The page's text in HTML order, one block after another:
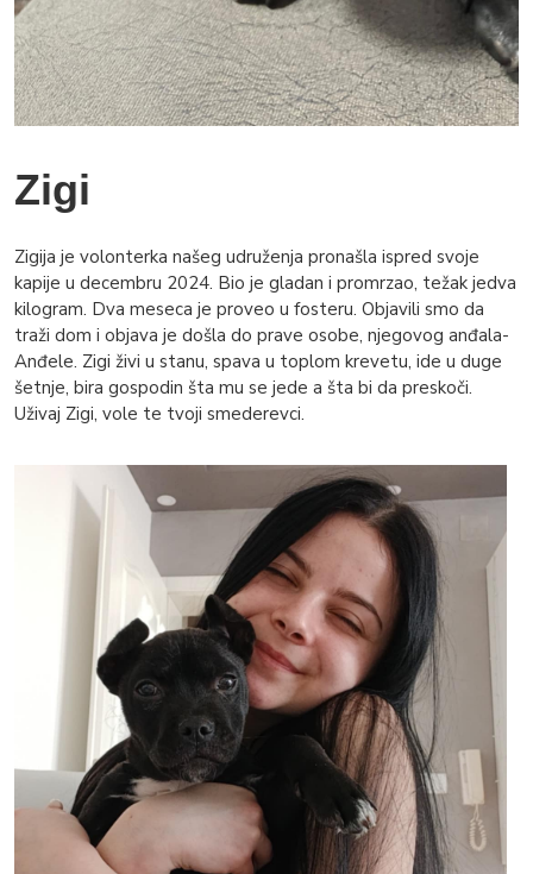
Zigi
Zigija je volonterka našeg udruženja pronašla ispred svoje
kapije u decembru 2024. Bio je gladan i promrzao, težak jedva
kilogram. Dva meseca je proveo u fosteru. Objavili smo da
traži dom i objava je došla do prave osobe, njegovog anđala-
Anđele. Zigi živi u stanu, spava u toplom krevetu, ide u duge
šetnje, bira gospodin šta mu se jede a šta bi da preskoči.
Uživaj Zigi, vole te tvoji smederevci.